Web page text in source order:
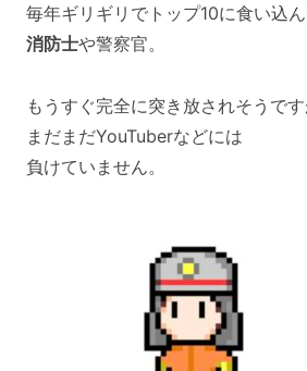
毎年ギリギリでトップ10に食い込
消防士や警察官。
もうすぐ完全に突き放されそうで
まだまだYouTuberなどには
負けていません。